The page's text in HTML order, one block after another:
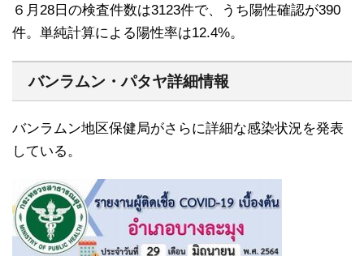
６月28日の検査件数は3123件で、うち陽性確認が390
件。単純計算による陽性率は12.4%。
バンラムン・パタヤ詳細情報
バンラムン地区保健局がさらに詳細な感染状況を発表
している。